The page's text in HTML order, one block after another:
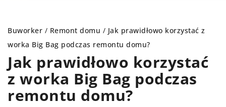
Buworker / Remont domu / Jak prawidłowo korzystać z
worka Big Bag podczas remontu domu?
Jak prawidłowo korzystać
z worka Big Bag podczas
remontu domu?